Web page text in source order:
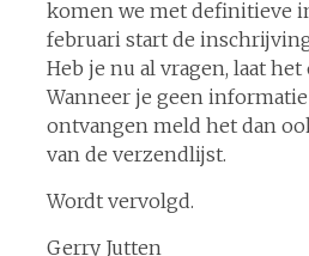
komen we met definitieve
februari start de
Heb je nu al vragen, laat het
Wanneer je geen
ontvangen meld het dan
van de verzendlijst.
Wordt vervolgd.
Gerry Jutten